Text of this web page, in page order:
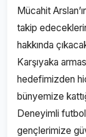
Mücahit
takip
hakkında
Karşıyaka
hedefimizden
bünyemize
Deneyimli
gençlerimize